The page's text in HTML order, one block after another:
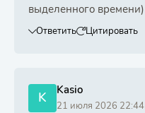
выделенного времени)
Ответить Цитировать
K Kasio
21 июля 2026 22:44